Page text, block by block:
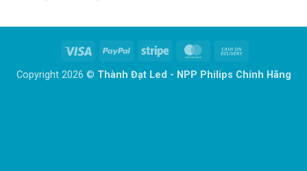
Visa PayPal Stripe MasterCard
Delivery
Copyright 2026 © Thành Đạt Led - NPP Philips Chính Hãng